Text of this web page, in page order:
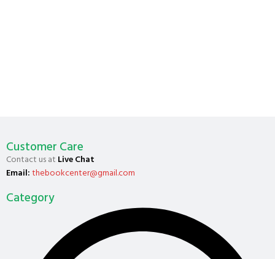
Customer Care
Contact us at Live Chat
Email:thebookcenter@gmail.com
Category